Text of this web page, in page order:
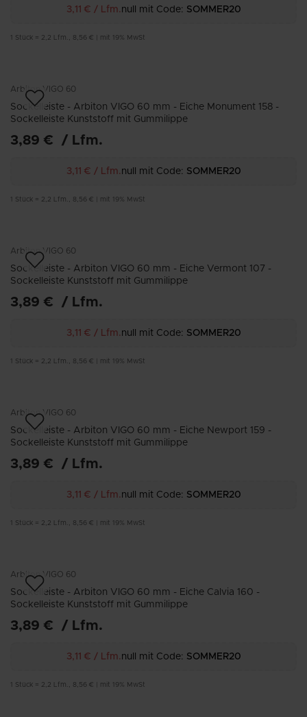
3,11 € / Lfm. null mit Code: SOMMER20
Stück = 2,2 Lfm. 8,56 € mit 19% MwSt
Arbiton VIGO 60
Sockelleiste - Arbiton VIGO 60 mm - Eiche Monument 158 -
Sockelleiste Kunststoff mit Gummilippe
3,89 € / Lfm.
3,11 € / Lfm. null mit Code: SOMMER20
Stück = 2,2 Lfm. 8,56 € mit 19% MwSt
Arbiton VIGO 60
Sockelleiste - Arbiton VIGO 60 mm - Eiche Vermont 107 -
Sockelleiste Kunststoff mit Gummilippe
3,89 € / Lfm.
3,11 € / Lfm. null mit Code: SOMMER20
Stück = 2,2 Lfm. 8,56 € mit 19% MwSt
Arbiton VIGO 60
Sockelleiste - Arbiton VIGO 60 mm - Eiche Newport 159 -
Sockelleiste Kunststoff mit Gummilippe
3,89 € / Lfm.
3,11 € / Lfm. null mit Code: SOMMER20
Stück = 2,2 Lfm. 8,56 € mit 19% MwSt
Arbiton VIGO 60
Sockelleiste - Arbiton VIGO 60 mm - Eiche Calvia 160 -
Sockelleiste Kunststoff mit Gummilippe
3,89 € / Lfm.
3,11 € / Lfm. null mit Code: SOMMER20
Stück = 2,2 Lfm. 8,56 € mit 19% MwSt